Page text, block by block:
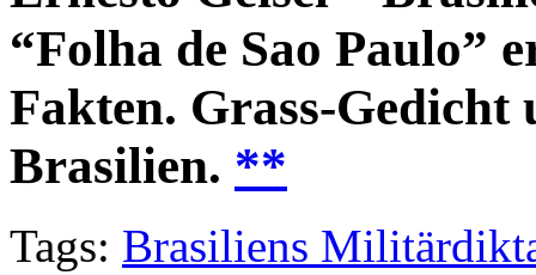
“Folha de Sao Paulo”
Fakten. Grass-Gedicht
Brasilien. **
Tags: Brasiliens